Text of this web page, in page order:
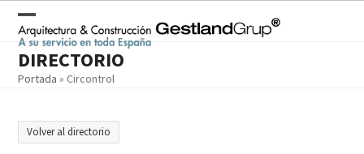
contentOpen
mobile
menu
Close
mobile
menu
DIRECTORIO
Portada » Circontrol
Volver al directorio